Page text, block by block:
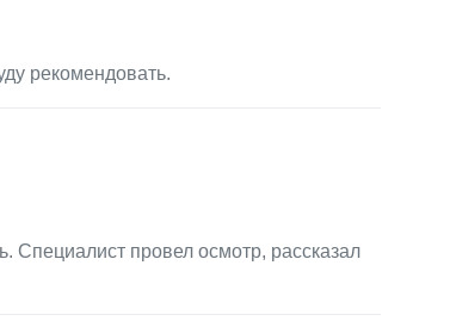
рекомендовать.
Специалист провел осмотр, рассказал